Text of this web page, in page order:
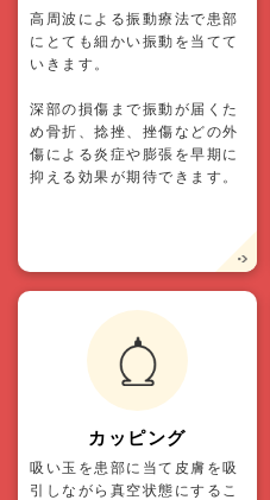
高周波による振動療法で患部
にとても細かい振動を当てて
いきます。
深部の損傷まで振動が届くた
め骨折、捻挫、挫傷などの外
傷による炎症や膨張を早期に
抑える効果が期待できます。
カッピング
吸い玉を患部に当て皮膚を吸
引しながら真空状態にするこ